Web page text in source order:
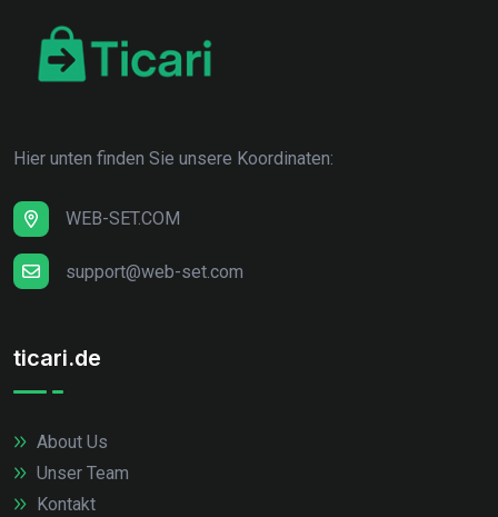
Hier unten finden Sie unsere Koordinaten:
WEB-SET.COM
support@web-set.com
ticari.de
About Us
Unser Team
Kontakt